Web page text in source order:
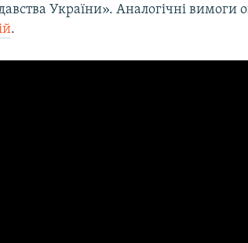
України». Аналогічні вимоги
.